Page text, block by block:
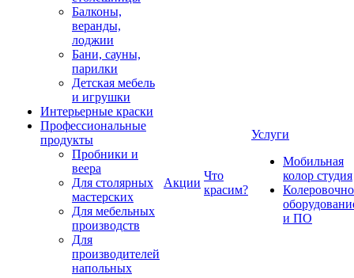
Балконы,
веранды,
лоджии
Бани, сауны,
парилки
Детская мебель
и игрушки
Интерьерные краски
Профессиональные
продукты
Пробники и
веера
Для столярных
мастерских
Для мебельных
производств
Для
производителей
напольных
Акции
Что
красим?
Услуги
Мобильная
колор студия
и ПО